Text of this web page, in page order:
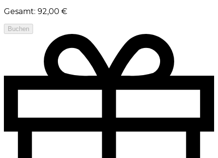
Gesamt: 92,00 €
Buchen